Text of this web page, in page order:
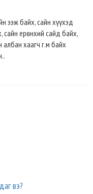
ээж байх, сайн хүүхэд
сайн ерөнхий сайд байх,
албан хаагч г.м байх
вэ?